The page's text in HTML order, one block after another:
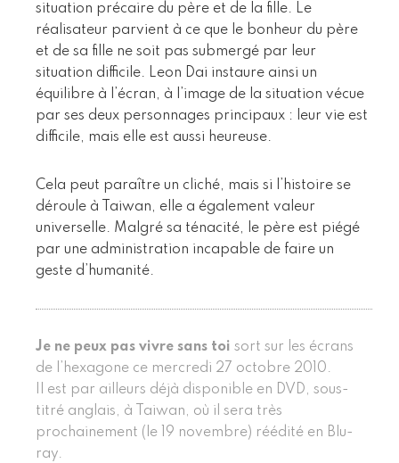
situation précaire du père et de la fille. Le
réalisateur parvient à ce que le bonheur du père
et de sa fille ne soit pas submergé par leur
situation difficile. Leon Dai instaure ainsi un
équilibre à l’écran, à l’image de la situation vécue
par ses deux personnages principaux : leur vie est
difficile, mais elle est aussi heureuse.
Cela peut paraître un cliché, mais si l’histoire se
déroule à Taiwan, elle a également valeur
universelle. Malgré sa ténacité, le père est piégé
par une administration incapable de faire un
geste d’humanité.
Je ne peux pas vivre sans toi sort sur les écrans
de l’hexagone ce mercredi 27 octobre 2010.
Il est par ailleurs déjà disponible en DVD, sous-
titré anglais, à Taiwan, où il sera très
prochainement (le 19 novembre) réédité en Blu-
ray.